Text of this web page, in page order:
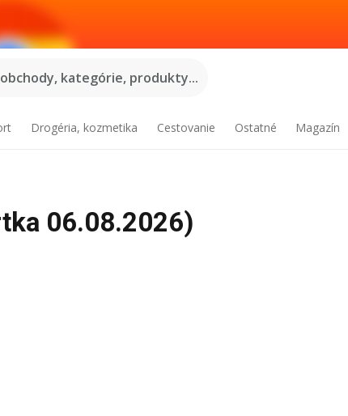
kategórie, produkty...
Drogéria, kozmetika Cestovanie Ostatné Magazín
06.08.2026)